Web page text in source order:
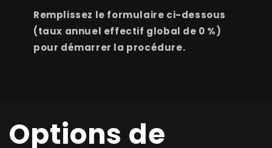
Remplissez le formulaire ci-dessous
(taux annuel effectif global de 0 %)
pour démarrer la procédure.
Options de